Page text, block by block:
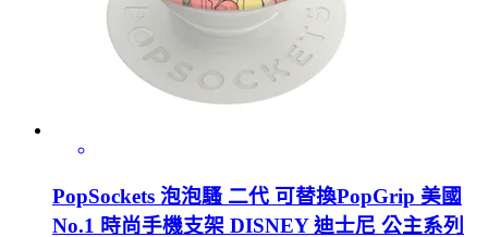
PopSockets 泡泡騷 二代 可替換PopGrip 美國
No.1 時尚手機支架 DISNEY 迪士尼 公主系列